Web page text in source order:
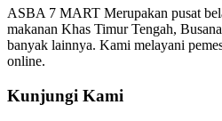
ASBA 7 MART Merupakan pusat
makanan Khas Timur Tengah,
banyak lainnya. Kami melayani
online.
Kunjungi Kami